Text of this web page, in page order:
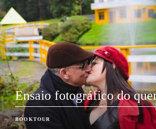
Ensaio fotográfico do
BOOKTOUR